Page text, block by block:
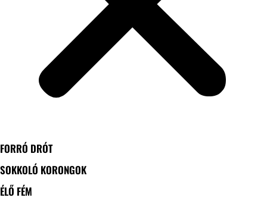
FORRÓ DRÓT
SOKKOLÓ KORONGOK
ÉLŐ FÉM